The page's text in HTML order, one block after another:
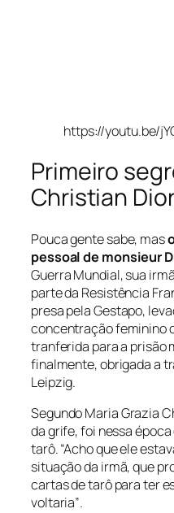
https://youtu.be/
Primeiro
Christian
Pouca gente sabe, mas
pessoal de monsieur
Guerra Mundial, sua
parte da Resistência
presa pela Gestapo,
concentração feminino
tranferida para a prisão
finalmente, obrigada a
Leipzig.
Segundo Maria Grazia
da grife, foi nessa
tarô.“Acho que ele
situação da irmã, que
cartas de tarô para ter
voltaria”.